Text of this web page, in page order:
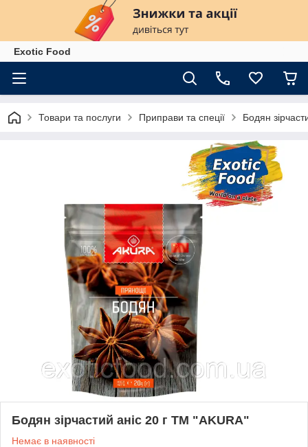
Exotiс Food
Товари та послуги Приправи та спеції Бодян
Бодян зірчастий аніс 20 г ТМ "AKURA"
Немає в наявності